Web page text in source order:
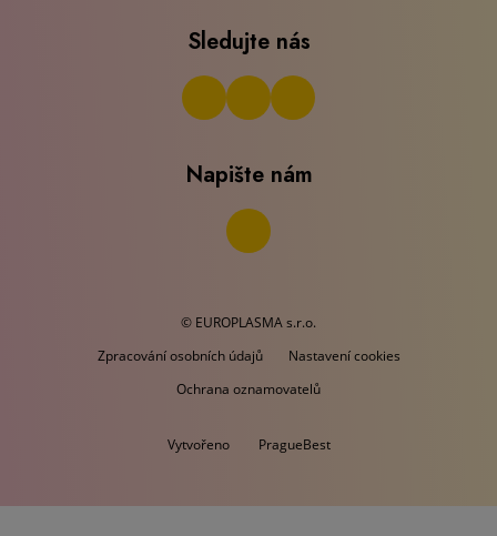
Sledujte nás
Napište nám
© EUROPLASMA s.r.o.
Zpracování osobních údajů
Nastavení cookies
Ochrana oznamovatelů
Vytvořeno PragueBest